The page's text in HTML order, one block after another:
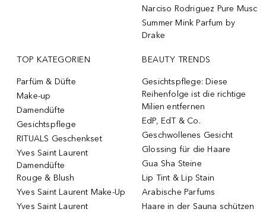
Narciso Rodriguez Pure Musc
Summer Mink Parfum by
Drake
TOP KATEGORIEN
Parfüm & Düfte
Make-up
Damendüfte
Gesichtspflege
RITUALS Geschenkset
Yves Saint Laurent
Damendüfte
Rouge & Blush
Yves Saint Laurent Make-Up
Yves Saint Laurent
BEAUTY TRENDS
Gesichtspflege: Diese
Reihenfolge ist die richtige
Milien entfernen
EdP, EdT & Co.
Geschwollenes Gesicht
Glossing für die Haare
Gua Sha Steine
Lip Tint & Lip Stain
Arabische Parfums
Haare in der Sauna schützen